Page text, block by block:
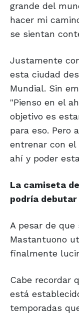
grande del
hacer mi
se sientan
Justamente
esta ciudad
Mundial. Sin
"Pienso en el
objetivo es
para eso. Pero
entrenar con el
ahí y poder
La camiseta
podría debutar
A pesar de que
Mastantuono
finalmente
Cabe recordar
está
temporadas